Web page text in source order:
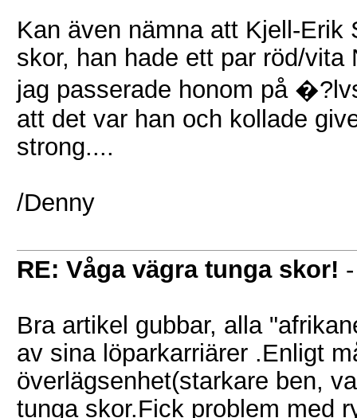
Kan även nämna att Kjell-Erik
skor, han hade ett par röd/
jag passerade honom på
att det var han och kollade
strong....
/Denny
RE: Våga vägra tunga skor!
Bra artikel gubbar, alla
av sina löparkarriärer .Enligt
överlägsenhet(starkare ben,
tunga skor.Fick problem med